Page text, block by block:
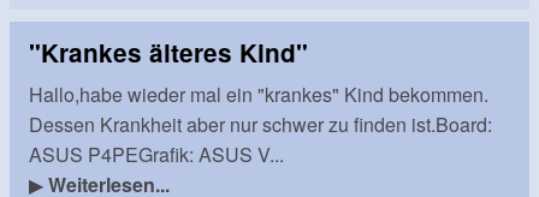
"Krankes älteres Kind"
Hallo,habe wieder mal ein "krankes" Kind bekommen.
Dessen Krankheit aber nur schwer zu finden ist.Board:
ASUS P4PEGrafik: ASUS V...
▶Weiterlesen...